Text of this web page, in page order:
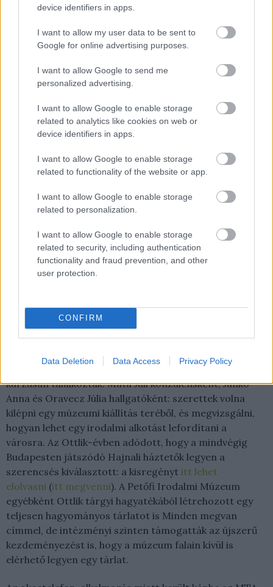
device identifiers in apps.
I want to allow my user data to be sent to
Google for online advertising purposes.
I want to allow Google to send me
personalized advertising.
I want to allow Google to enable storage
related to analytics like cookies on web or
device identifiers in apps.
I want to allow Google to enable storage
related to functionality of the website or app.
I want to allow Google to enable storage
related to personalization.
I want to allow Google to enable storage
related to security, including authentication
functionality and fraud prevention, and other
user protection.
CONFIRM
Data Deletion Data Access Privacy Policy
születésnapját itt a Könyvesblogon is alaposan
életrajz Iskola a határon
de az évforduló még mindig tartogat
meglepetéseket, ezek közül az egyik a MOME, a PIM
séta - okostelefonon. A készítőkkel együtt mi is
kipróbálhattuk az alkalmazást egy kellemes séta
keretében.
szervez már építészettörténeti, kultúrtörténeti
sétákat magyaroknak és külföldieknek egyaránt, hogy
új, rejtett arcát mutassák be szeretett fővárosunknak.
A Hajnali háztetők irodalmi séta készítői a MOME
Kreatív Technológia Laborjának Digitális múzeum
kurzusán találkoztak: Mata Juli konzulensként, Jankó
Anna és Oravecz Júlia hallgatóként: szerettek volna
kilépni egy múzeumi kiállítás teréből, és megvizsgálni,
hogyan lehet egy irodalmi alkotást lefordítani a
városra. Az Ottlik-évben adódott, hogy a mindvégig
Budapesten játszódó Hajnali háztetők legyen a
szerencsés kiválasztott: a kisregényt itt lehet
elolvasni (itt megvenni). A Petőfi Irodalmi Múzeum
egyébként Ottlik tárgyi hagyatékából létrehozott egy
teljesen hagyományos tárlatot is Minden megvan
címmel, de intézményi szinten támogatták az újszerű
kezdeményezést is, hogy a múzeum falain kívül is
elérhető legyen egy tárlat.